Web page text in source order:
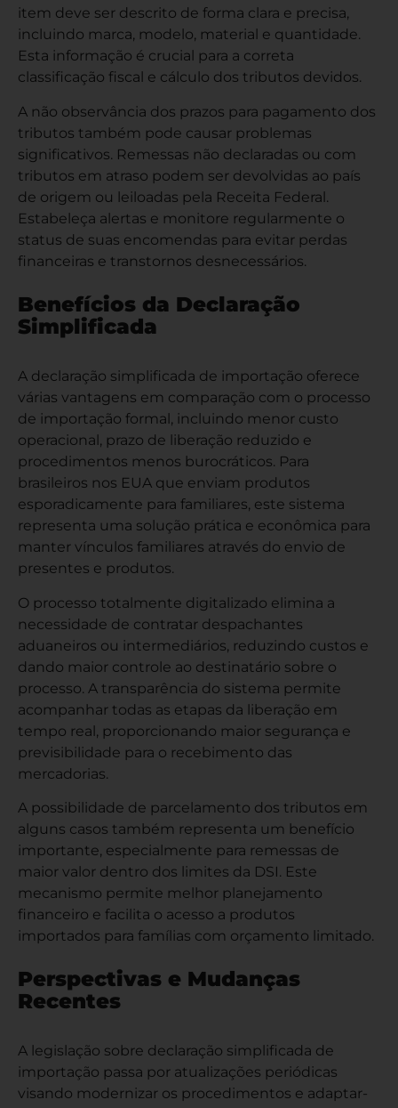
item deve ser descrito de forma clara e precisa,
incluindo marca, modelo, material e quantidade.
Esta informação é crucial para a correta
classificação fiscal e cálculo dos tributos devidos.
A não observância dos prazos para pagamento dos
tributos também pode causar problemas
significativos. Remessas não declaradas ou com
tributos em atraso podem ser devolvidas ao país
de origem ou leiloadas pela Receita Federal.
Estabeleça alertas e monitore regularmente o
status de suas encomendas para evitar perdas
financeiras e transtornos desnecessários.
Benefícios da Declaração
Simplificada
A declaração simplificada de importação oferece
várias vantagens em comparação com o processo
de importação formal, incluindo menor custo
operacional, prazo de liberação reduzido e
procedimentos menos burocráticos. Para
brasileiros nos EUA que enviam produtos
esporadicamente para familiares, este sistema
representa uma solução prática e econômica para
manter vínculos familiares através do envio de
presentes e produtos.
O processo totalmente digitalizado elimina a
necessidade de contratar despachantes
aduaneiros ou intermediários, reduzindo custos e
dando maior controle ao destinatário sobre o
processo. A transparência do sistema permite
acompanhar todas as etapas da liberação em
tempo real, proporcionando maior segurança e
previsibilidade para o recebimento das
mercadorias.
A possibilidade de parcelamento dos tributos em
alguns casos também representa um benefício
importante, especialmente para remessas de
maior valor dentro dos limites da DSI. Este
mecanismo permite melhor planejamento
financeiro e facilita o acesso a produtos
importados para famílias com orçamento limitado.
Perspectivas e Mudanças
Recentes
A legislação sobre declaração simplificada de
importação passa por atualizações periódicas
visando modernizar os procedimentos e adaptar-